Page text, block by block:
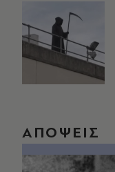
ΑΠΟΨΕΙΣ